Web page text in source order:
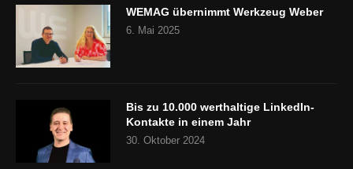
WEMAG übernimmt Werkzeug Weber
6. Mai 2025
Bis zu 10.000 werthaltige LinkedIn-
Kontakte in einem Jahr
30. Oktober 2024